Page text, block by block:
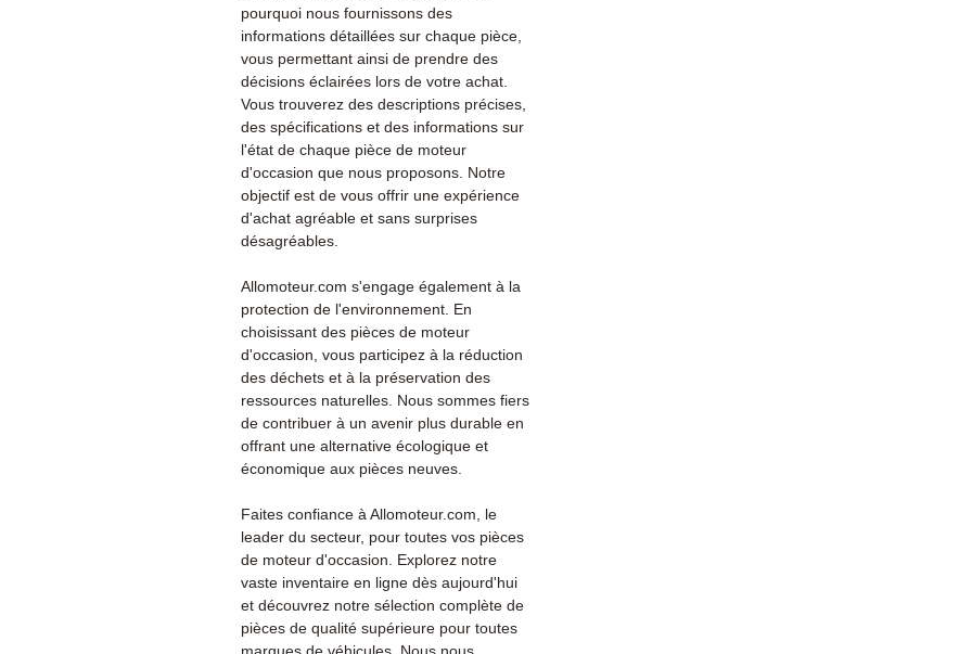
pourquoi nous fournissons des
informations détaillées sur chaque pièce,
vous permettant ainsi de prendre des
décisions éclairées lors de votre achat.
Vous trouverez des descriptions précises,
des spécifications et des informations sur
l'état de chaque pièce de moteur
d'occasion que nous proposons. Notre
objectif est de vous offrir une expérience
d'achat agréable et sans surprises
désagréables.
Allomoteur.com s'engage également à la
protection de l'environnement. En
choisissant des pièces de moteur
d'occasion, vous participez à la réduction
des déchets et à la préservation des
ressources naturelles. Nous sommes fiers
de contribuer à un avenir plus durable en
offrant une alternative écologique et
économique aux pièces neuves.
Faites confiance à Allomoteur.com, le
leader du secteur, pour toutes vos pièces
de moteur d'occasion. Explorez notre
vaste inventaire en ligne dès aujourd'hui
et découvrez notre sélection complète de
pièces de qualité supérieure pour toutes
marques de véhicules. Nous nous